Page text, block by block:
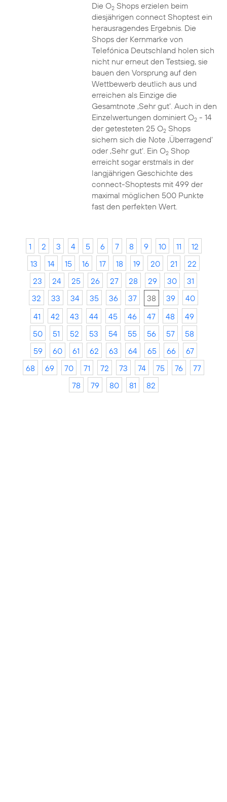
Die O2Shops erzielen beim
diesjährigen connect Shoptest ein
herausragendes Ergebnis. Die
Shops der Kernmarke von
Telefónica Deutschland holen sich
nicht nur erneut den Testsieg, sie
bauen den Vorsprung auf den
Wettbewerb deutlich aus und
erreichen als Einzige die
Gesamtnote ‚Sehr gut‘. Auch in den
Einzelwertungen dominiert O2- 14
der getesteten 25 O2Shops
sichern sich die Note ‚Überragend‘
oder ‚Sehr gut‘. Ein O2Shop
erreicht sogar erstmals in der
langjährigen Geschichte des
connect-Shoptests mit 499 der
maximal möglichen 500 Punkte
fast den perfekten Wert.
1 2 3 4 5 6 7 8 9 10 11
12
13
14 15 16 17 18 19 20 21
22
23
24 25 26 27 28 29 30
31
32
33 34 35 36 37 38 39
40
41
42 43 44 45 46 47 48
49
50
51 52 53 54 55 56 57
58
59
60 61 62 63 64 65 66
67
68
69 70 71 72 73 74 75 76
77
78
79 80 81 82